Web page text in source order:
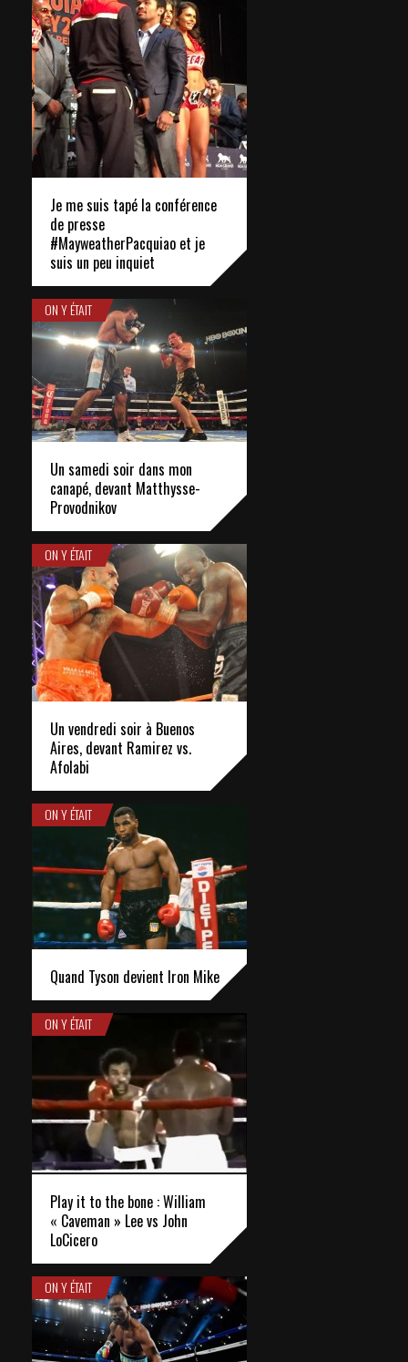
Je me suis tapé la conférence
de presse
#MayweatherPacquiao et je
suis un peu inquiet
ON Y ÉTAIT
Un samedi soir dans mon
canapé, devant Matthysse-
Provodnikov
ON Y ÉTAIT
Un vendredi soir à Buenos
Aires, devant Ramirez vs.
Afolabi
ON Y ÉTAIT
Quand Tyson devient Iron Mike
ON Y ÉTAIT
Play it to the bone : William
« Caveman » Lee vs John
LoCicero
ON Y ÉTAIT